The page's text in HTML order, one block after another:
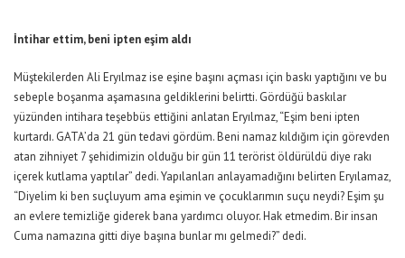
İntihar ettim, beni ipten eşim aldı
Müştekilerden Ali Eryılmaz ise eşine başını açması için baskı yaptığını ve bu
sebeple boşanma aşamasına geldiklerini belirtti. Gördüğü baskılar
yüzünden intihara teşebbüs ettiğini anlatan Eryılmaz, “Eşim beni ipten
kurtardı. GATA’da 21 gün tedavi gördüm. Beni namaz kıldığım için görevden
atan zihniyet 7 şehidimizin olduğu bir gün 11 terörist öldürüldü diye rakı
içerek kutlama yaptılar” dedi. Yapılanları anlayamadığını belirten Eryılamaz,
“Diyelim ki ben suçluyum ama eşimin ve çocuklarımın suçu neydi? Eşim şu
an evlere temizliğe giderek bana yardımcı oluyor. Hak etmedim. Bir insan
Cuma namazına gitti diye başına bunlar mı gelmedi?” dedi.